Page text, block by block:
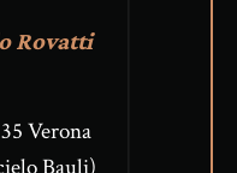
Rovatti
Verona